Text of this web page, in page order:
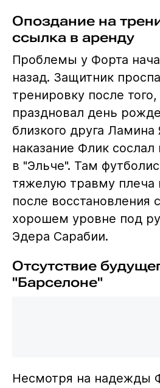
Опоздание на
ссылка в аренду
Проблемы у Форта
назад. Защитник
тренировку после
праздновал день
близкого друга Ламина
наказание Флик
в "Эльче". Там
тяжелую травму плеча
после восстановления
хорошем уровне под
Эдера Сарабии.
Отсутствие
"Барселоне"
Несмотря на надежды